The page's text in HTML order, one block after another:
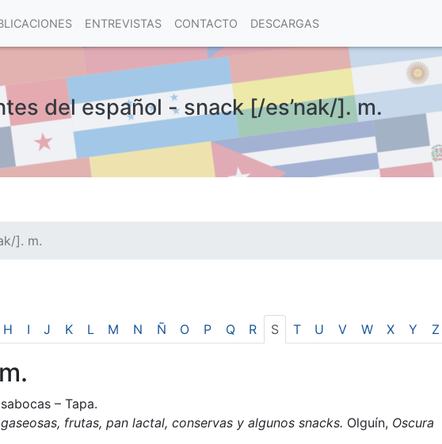
ENTREVISTAS CONTACTO DESCARGAS
del español - snack [/es’nak/]. m.
]. m.
H I J K L M N Ñ O P Q R S T U V W X Y Z
– Tapa.
frutas, pan lactal, conservas y algunos snacks. Olguín, Oscura